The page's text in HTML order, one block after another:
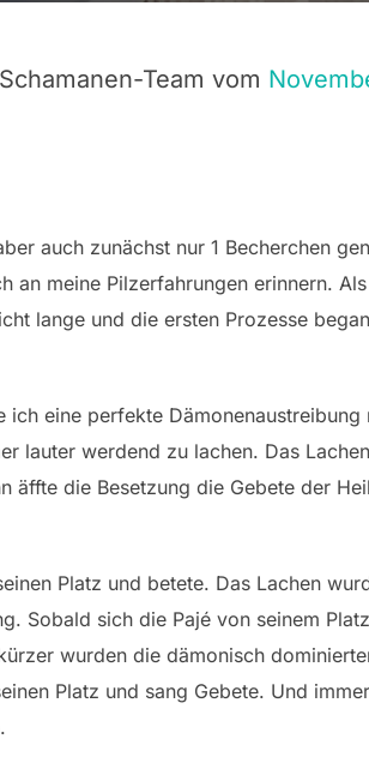
Team vom
auch zunächst nur 1 Becherchen
an meine Pilzerfahrungen erinnern.
lange und die ersten Prozesse
ich eine perfekte
lauter werdend zu lachen. Das
äffte die Besetzung die Gebete der
Platz und betete. Das Lachen
Sobald sich die Pajé von seinem
wurden die dämonisch
Platz und sang Gebete. Und